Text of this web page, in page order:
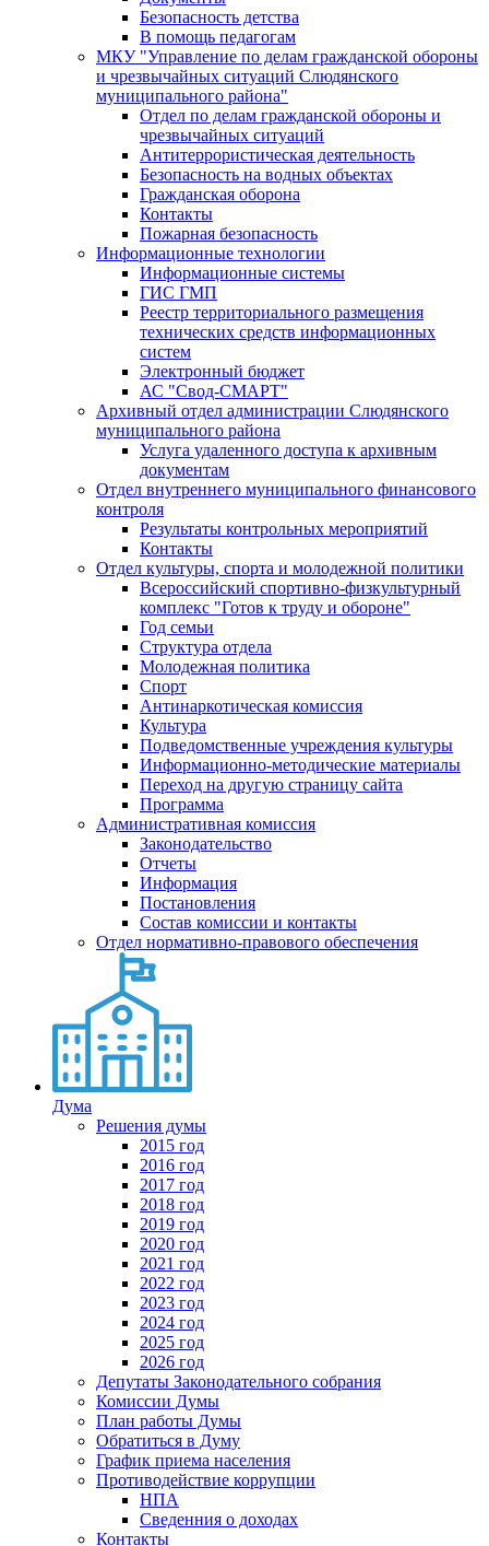
Безопасность детства
В помощь педагогам
МКУ "Управление по делам гражданской обороны
и чрезвычайных ситуаций Слюдянского
муниципального района"
Отдел по делам гражданской обороны и
чрезвычайных ситуаций
Антитеррористическая деятельность
Безопасность на водных объектах
Гражданская оборона
Контакты
Пожарная безопасность
Информационные технологии
Информационные системы
ГИС ГМП
Реестр территориального размещения
технических средств информационных
систем
Электронный бюджет
АС "Свод-СМАРТ"
Архивный отдел администрации Слюдянского
муниципального района
Услуга удаленного доступа к архивным
документам
Отдел внутреннего муниципального финансового
контроля
Результаты контрольных мероприятий
Контакты
Отдел культуры, спорта и молодежной политики
Всероссийский спортивно-физкультурный
комплекс "Готов к труду и обороне"
Год семьи
Структура отдела
Молодежная политика
Спорт
Антинаркотическая комиссия
Культура
Подведомственные учреждения культуры
Информационно-методические материалы
Переход на другую страницу сайта
Программа
Административная комиссия
Законодательство
Отчеты
Информация
Постановления
Состав комиссии и контакты
Отдел нормативно-правового обеспечения
Дума
Решения думы
2015 год
2016 год
2017 год
2018 год
2019 год
2020 год
2021 год
2022 год
2023 год
2024 год
2025 год
2026 год
Депутаты Законодательного собрания
Комиссии Думы
План работы Думы
Обратиться в Думу
График приема населения
Противодействие коррупции
НПА
Сведенния о доходах
Контакты